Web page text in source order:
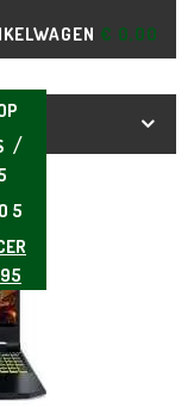
€ 0,00
5